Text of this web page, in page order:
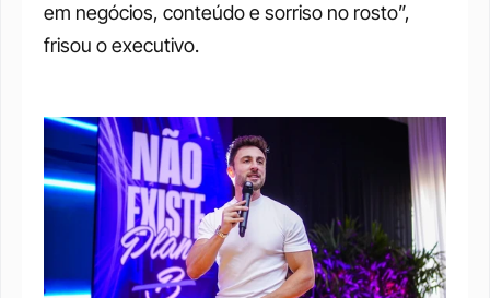
em negócios, conteúdo e sorriso no rosto”,
frisou o executivo.